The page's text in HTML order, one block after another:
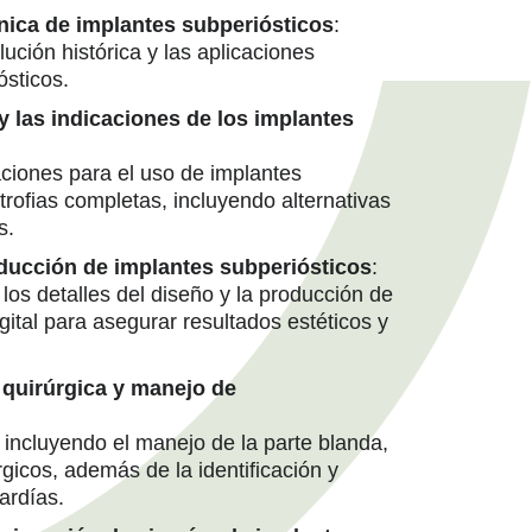
de implantes subperiósticos:
histórica y las aplicaciones
las indicaciones de los implantes
para el uso de implantes
completas, incluyendo alternativas
de implantes subperiósticos:
detalles del diseño y la producción de
para asegurar resultados estéticos y
y manejo de
el manejo de la parte blanda,
además de la identificación y